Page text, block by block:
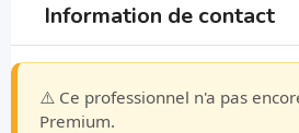
Information de contact
⚠️ Ce professionnel n'a pas
Premium.